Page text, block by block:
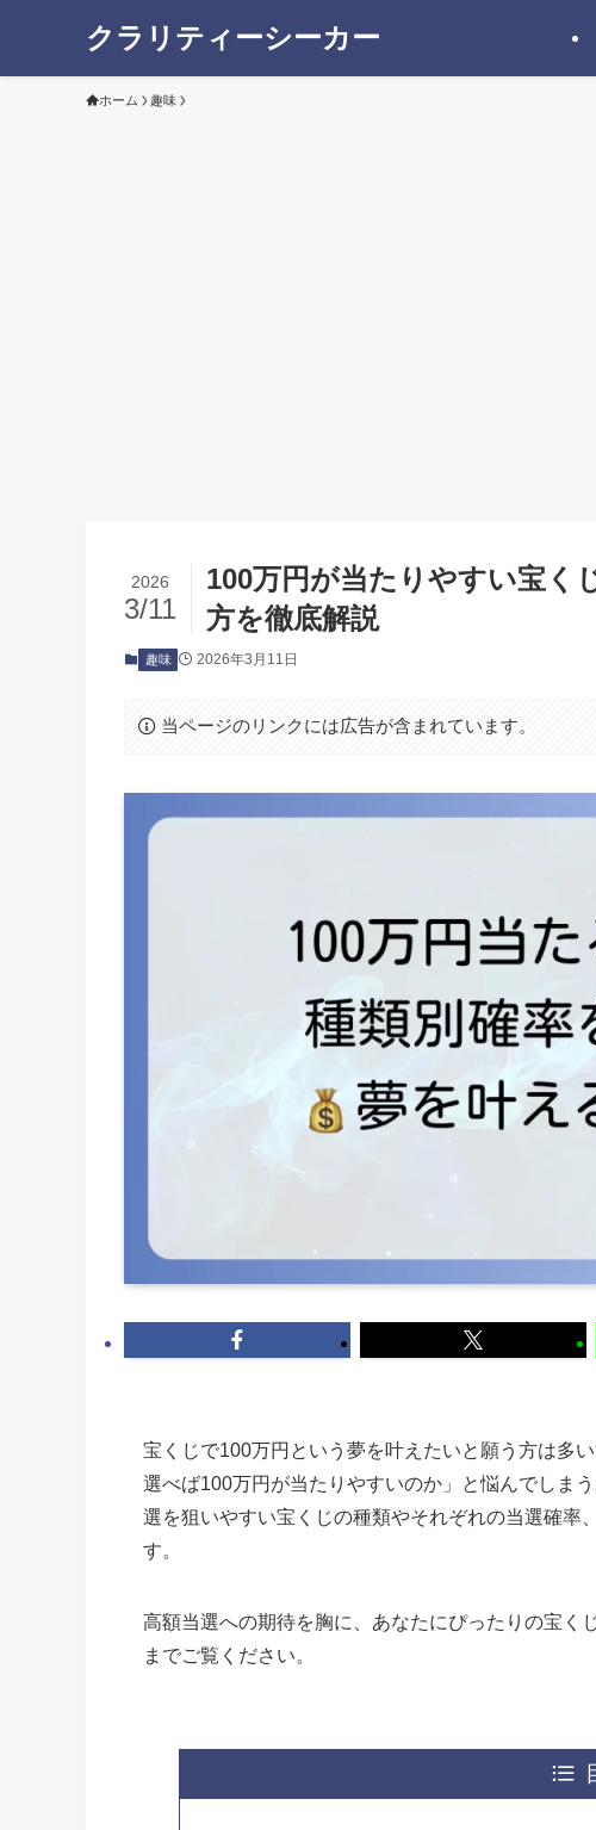
クラリティーシーカー
ホーム 趣味
100万円が当たりやすい宝く
方を徹底解説
2026
3/11
趣味 2026年3月11日
当ページのリンクには広告が含まれています。
宝くじで100万円という夢を叶えたいと願う方は多
選べば100万円が当たりやすいのか」と悩んでしま
選を狙いやすい宝くじの種類やそれぞれの当選確率
す。
高額当選への期待を胸に、あなたにぴったりの宝く
までご覧ください。